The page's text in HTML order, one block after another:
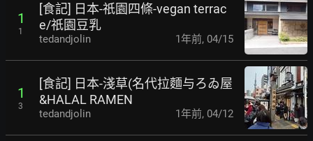
1
1
[食記] 日本-祇園四條-vegan terrac
e/祇園豆乳
tedandjolin 1年前, 04/15
1
3
[食記] 日本-淺草(名代拉麵与ろゐ屋
&HALAL RAMEN
tedandjolin 1年前, 04/12